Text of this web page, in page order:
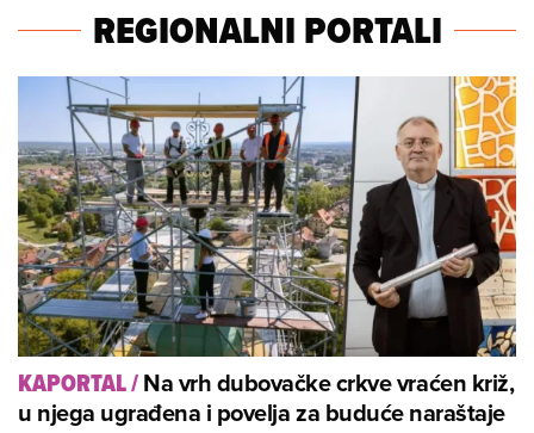
REGIONALNI PORTALI
KAPORTAL/Na vrh dubovačke crkve vraćen križ,
u njega ugrađena i povelja za buduće naraštaje